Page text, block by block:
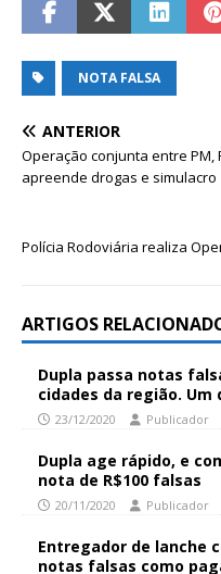
NOTA FALSA
ANTERIOR
Operação conjunta entre PM,
apreende drogas e simulacro
Polícia Rodoviária realiza
ARTIGOS
Dupla passa notas
cidades da região.
23/12/2020 Publicador
Dupla age rápido, e
nota de R$100 falsas
20/11/2020 Publicador
Entregador de lanche
notas falsas como